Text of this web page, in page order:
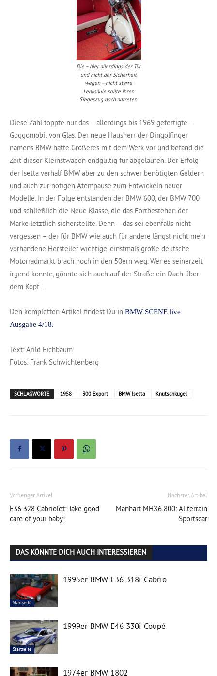
Die – hier allerdings der Tür
und nicht der Sicherheit
wegen – nicht starre
Lenksäule sollte ihren
Siegeszug noch antreten.
Diese Zahl toppte nur das – allerdings bis 1969 gefertigte –
Goggomobil von Glas. Der neue Hausherr der Dingolfinger
namens BMW hatte Größeres mit dem Werk vor und befand die
Zeit dieser Kleinstwagen endgültig für abgelaufen. Der Erfolg
der Isetta verhalf BMW aber zu den schwer benötigten Geldern
und auch zur nötigen Atempause zum Entwickeln neuer
Modelle. In der Folge entstanden der BMW 600, der BMW 700
und schließlich die Neue Klasse, die das Fortbestehen der
Marke letztlich sicherstellte. Denn – das sei ebenfalls nicht
vergessen – der für BMW wie auch für andere längst nicht mehr
vorhandene Hersteller wichtige, einstmals große deutsche
Motorradmarkt brach noch in den 50ern weg. Wer es seinerzeit
irgend konnte, gönnte sich auch auf der Straße ein Dach über
dem Kopf…
Den kompletten Artikel findest Du in BMW SCENE live
Ausgabe 4/18.
Text: Arild Eichbaum
Fotos: Frank Schwichtenberg
SCHLAGWORTE 1958 300 Export BMW Isetta Knutschkugel
Vorheriger Artikel
E36 328 Cabriolet: Take good
care of your baby!
Nächster Artikel
Manhart MHX6 800: Allterrain
Sportscar
DAS KÖNNTE DICH AUCH INTERESSIEREN
Startseite
1995er BMW E36 318i Cabrio
Startseite
1999er BMW E46 330i Coupé
1974er BMW 1802